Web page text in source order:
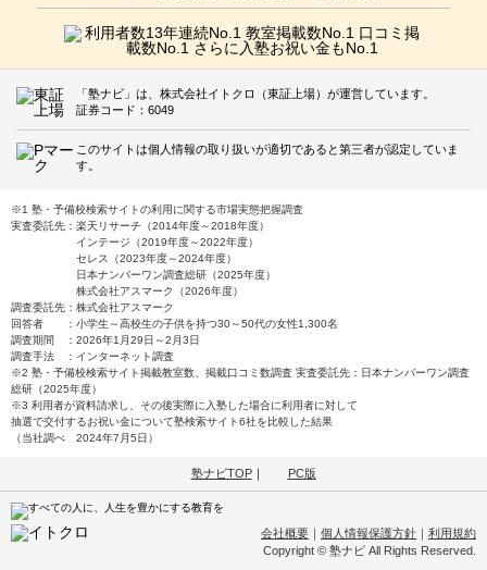
「塾ナビ」は、株式会社イトクロ（東証上場）が運営しています。
証券コード：6049
このサイトは個人情報の取り扱いが適切であると第三者が認定していま
す。
※1 塾・予備校検索サイトの利用に関する市場実態把握調査
実査委託先：楽天リサーチ（2014年度～2018年度）
インテージ（2019年度～2022年度）
セレス（2023年度～2024年度）
日本ナンバーワン調査総研（2025年度）
株式会社アスマーク（2026年度）
調査委託先：株式会社アスマーク
回答者 ：小学生～高校生の子供を持つ30～50代の女性1,300名
調査期間 ：2026年1月29日～2月3日
調査手法 ：インターネット調査
※2 塾・予備校検索サイト掲載教室数、掲載口コミ数調査 実査委託先：日本ナンバーワン調査
総研（2025年度）
※3 利用者が資料請求し、その後実際に入塾した場合に利用者に対して
抽選で交付するお祝い金について塾検索サイト6社を比較した結果
（当社調べ 2024年7月5日）
塾ナビTOP｜ PC版
会社概要 ｜ 個人情報保護方針 ｜ 利用規約
Copyright © 塾ナビ All Rights Reserved.